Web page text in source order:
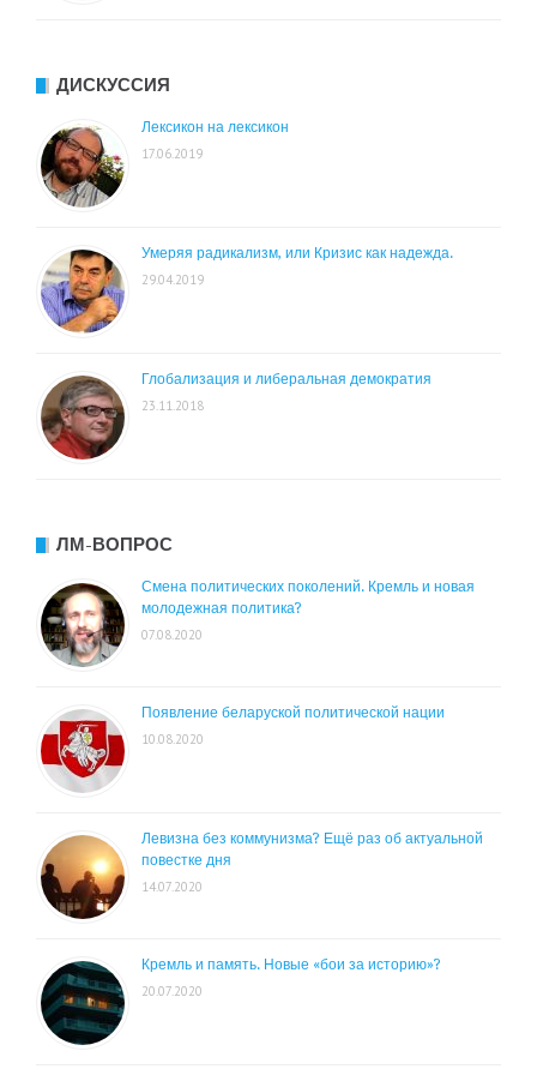
ДИСКУССИЯ
Лексикон на лексикон
17.06.2019
Умеряя радикализм, или Кризис как надежда.
29.04.2019
Глобализация и либеральная демократия
23.11.2018
ЛМ-ВОПРОС
Смена политических поколений. Кремль и новая
молодежная политика?
07.08.2020
Появление беларуской политической нации
10.08.2020
Левизна без коммунизма? Ещё раз об актуальной
повестке дня
14.07.2020
Кремль и память. Новые «бои за историю»?
20.07.2020